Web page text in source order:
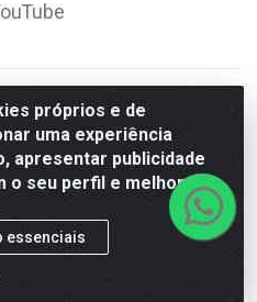
próprios e de
uma experiência
apresentar publicidade
o seu perfil e melhorar a
essenciais
os direitos reservados.
distribuidora, importadora e
- CNPJ 09.262.859/0001-43 -
Catolé, Campina Grande/PB